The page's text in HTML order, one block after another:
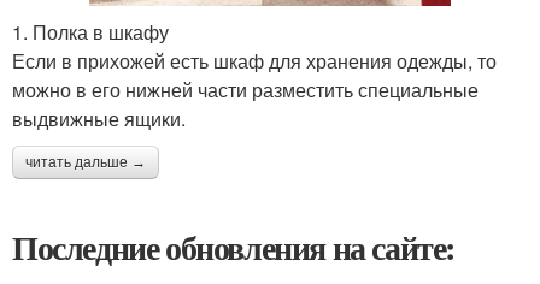
1. Полка в шкафу
Если в прихожей есть шкаф для хранения одежды, то
можно в его нижней части разместить специальные
выдвижные ящики.
читать дальше →
Последние обновления на сайте: